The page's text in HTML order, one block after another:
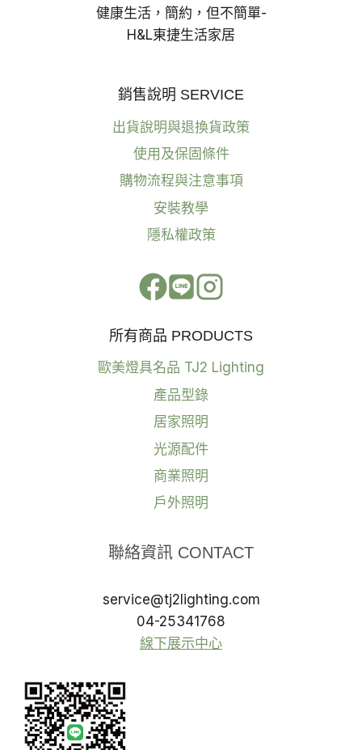
健康生活，簡約，但不簡單-
H&L東捷生活家居
銷售說明 SERVICE
出貨說明與退換貨政策
使用及保固條件
購物流程與注意事項
安裝教學
隱私權政策
所有商品 PRODUCTS
歐美燈具名品 TJ2 Lighting
產品型錄
居家照明
光源配件
商業照明
戶外照明
聯絡資訊 CONTACT
service@tj2lighting.com
04-25341768
線下展示中心